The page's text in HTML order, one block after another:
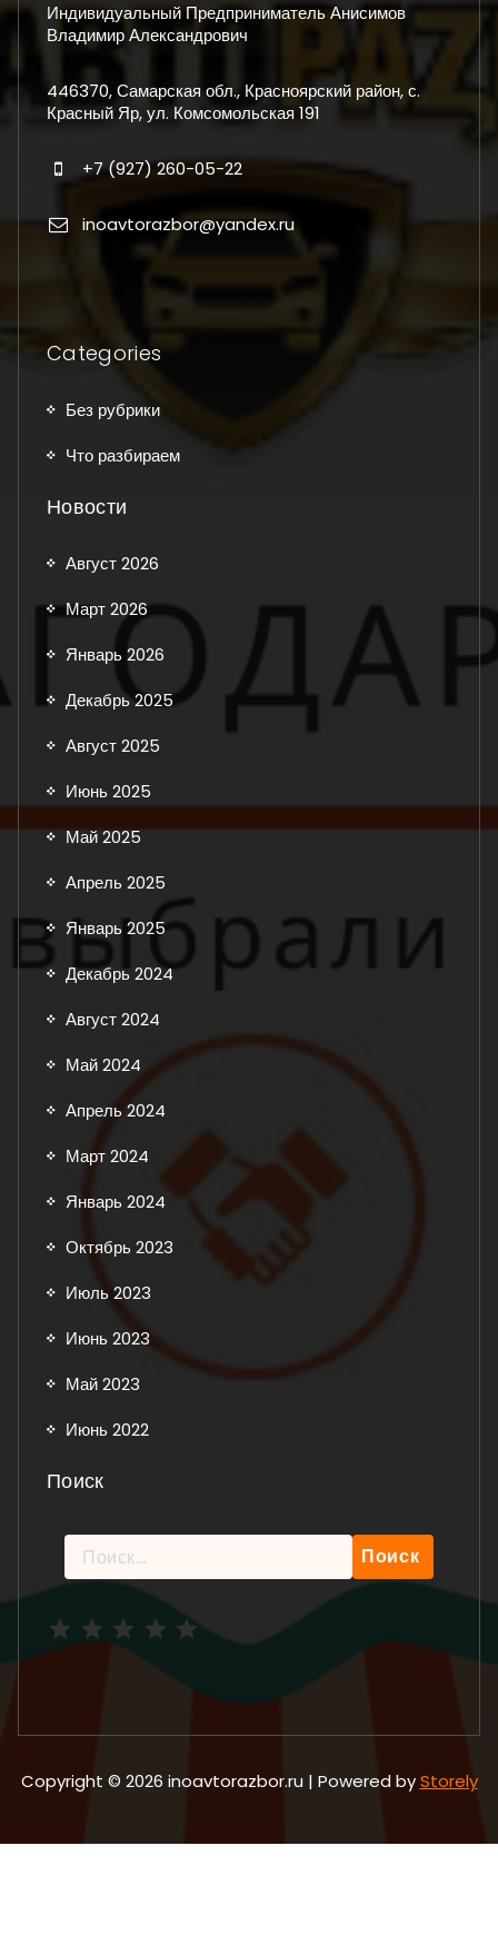
Индивидуальный Предприниматель Анисимов
Владимир Александрович
446370, Самарская обл., Красноярский район, с.
Красный Яр, ул. Комсомольская 191
+7 (927) 260-05-22
inoavtorazbor@yandex.ru
Categories
Без рубрики
Что разбираем
Новости
Август 2026
Март 2026
Январь 2026
Декабрь 2025
Август 2025
Июнь 2025
Май 2025
Апрель 2025
Январь 2025
Декабрь 2024
Август 2024
Май 2024
Апрель 2024
Март 2024
Январь 2024
Октябрь 2023
Июль 2023
Июнь 2023
Май 2023
Июнь 2022
Поиск
Найти:
Copyright © 2026 inoavtorazbor.ru | Powered byStorely